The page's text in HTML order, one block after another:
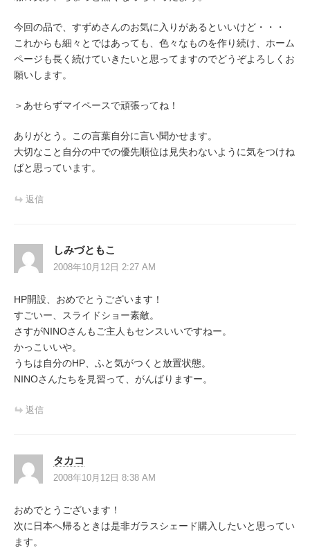
今回の品で、すずめさんのお気に入りがあるといいけど・・・
これからも細々とではあっても、色々なものを作り続け、ホーム
ページも長く続けていきたいと思ってますのでどうぞよろしくお
願いします。
＞あせらずマイペースで頑張ってね！
ありがとう。この言葉自分に言い聞かせます。
大切なこと自分の中での優先順位は見失わないように気をつけね
ばと思っています。
返信
しみづともこ
2008年10月12日 2:27 AM
HP開設、おめでとうございます！
すごいー、スライドショー素敵。
さすがNINOさんもご主人もセンスいいですねー。
かっこいいや。
うちは自分のHP、ふと気がつくと放置状態。
NINOさんたちを見習って、がんばりますー。
返信
タカコ
2008年10月12日 8:38 AM
おめでとうございます！
次に日本へ帰るときは是非ガラスシェード購入したいと思ってい
ます。